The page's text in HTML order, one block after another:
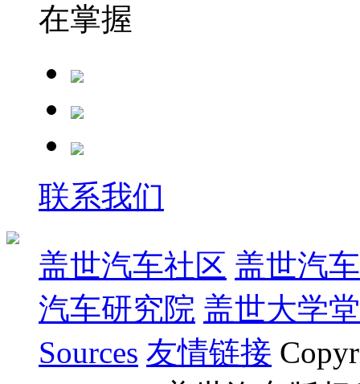
在掌握
联系我们
盖世汽车社区 盖世汽
汽车研究院 盖世大学堂
Sources 友情链接